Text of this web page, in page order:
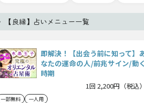
【良縁】占いメニュー一覧
即解決！【出会う前に知って】
なたの運命の人/前兆サイン/動く
時期
1回 2,200円（税込）
一部無料 一人用